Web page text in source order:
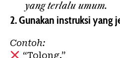
yang terlalu umum.
2.Gunakan instruksi yang
Contoh:
“Tolong.”